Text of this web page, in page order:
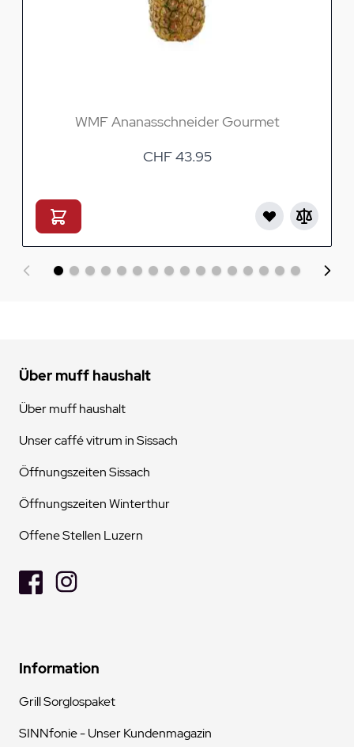
WMF Ananasschneider Gourmet
CHF 43.95
Über muff haushalt
Über muff haushalt
Unser caffé vitrum in Sissach
Öffnungszeiten Sissach
Öffnungszeiten Winterthur
Offene Stellen Luzern
Information
Grill Sorglospaket
SINNfonie - Unser Kundenmagazin